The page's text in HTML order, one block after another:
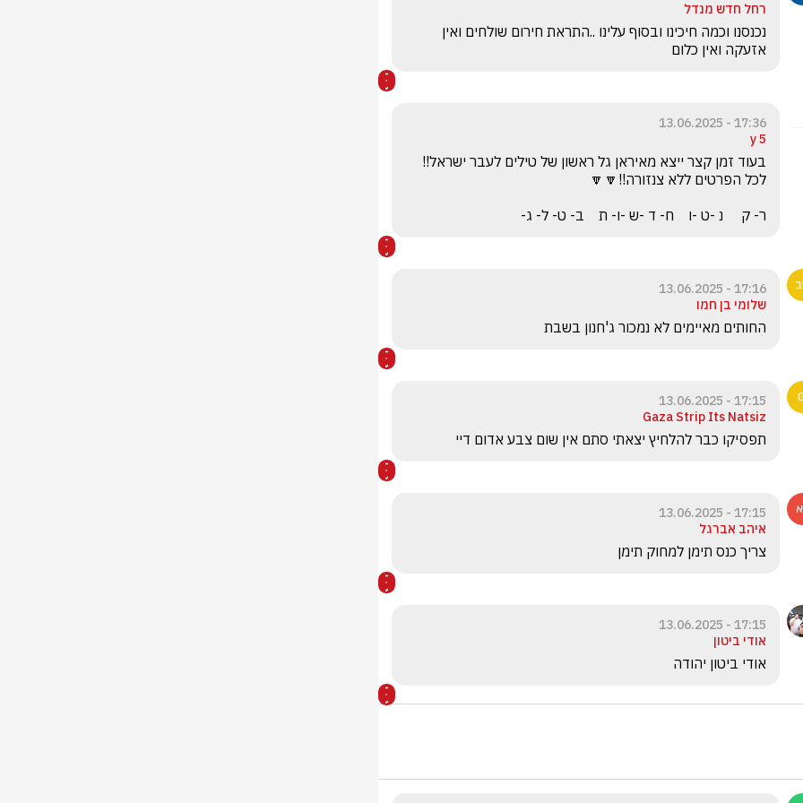
רחל חדש מנדל
אזעקה ואין כלום
17:36 - 13.06.2025
5 y
ר- ק     נ -ט -ו    ח- ד -ש -ו- ת    ב- ט- ל- ג-
17:16 - 13.06.2025
שלומי בן חמו
החותים מאיימים לא נמכור ג'חנון בשבת
17:15 - 13.06.2025
Gaza Strip Its Natsiz
תפסיקו כבר להלחיץ יצאתי סתם אין שום צבע אדום דיי
17:15 - 13.06.2025
איהב אברגל
צריך כנס תימן למחוק תימן
17:15 - 13.06.2025
אודי ביטון
אודי ביטון יהודה